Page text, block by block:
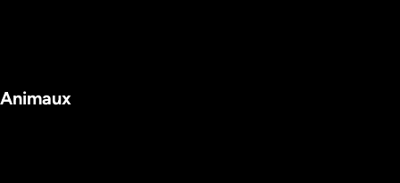
Animaux